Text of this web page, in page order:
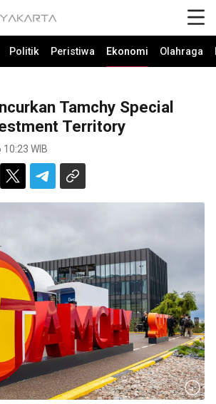
Politik Peristiwa Ekonomi Olahraga
Tamchy Special
Territory
WIB